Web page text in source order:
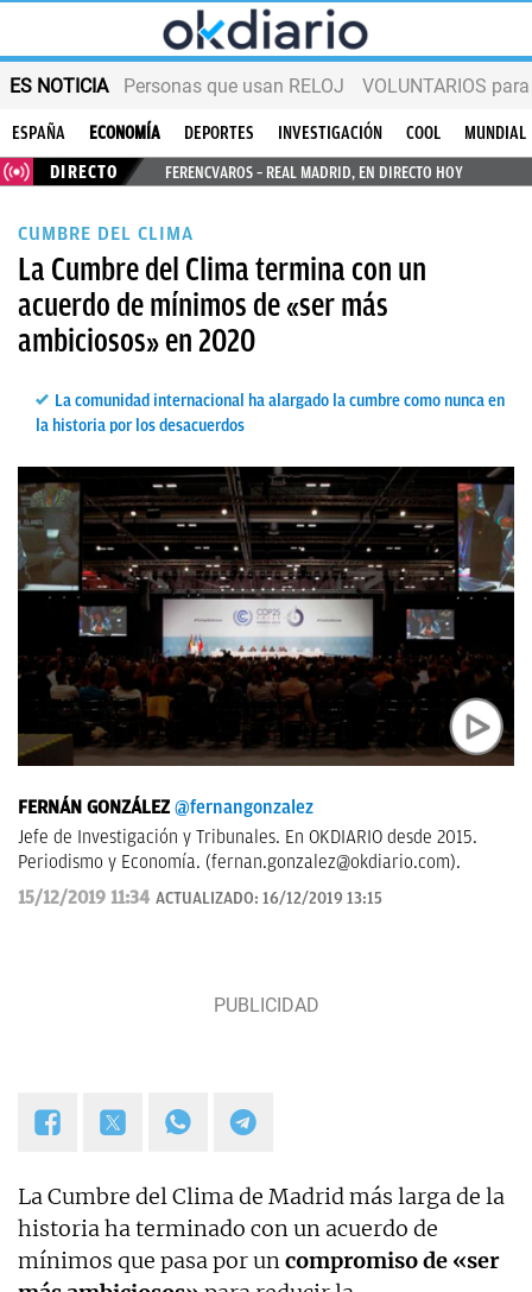
ES NOTICIA Personas que usan RELOJ VOLUNTARIOS
ESPAÑA ECONOMÍA DEPORTES INVESTIGACIÓN COOL
MUNDIAL
DIRECTO
FERENCVAROS – REAL MADRID, EN DIRECTO HOY
CUMBRE DEL CLIMA
La Cumbre del Clima termina con un
acuerdo de mínimos de «ser más
ambiciosos» en 2020
La comunidad internacional ha alargado la cumbre como nunca en
la historia por los desacuerdos
FERNÁN GONZÁLEZ @fernangonzalez
Jefe de Investigación y Tribunales. En OKDIARIO desde 2015.
Periodismo y Economía. (fernan.gonzalez@okdiario.com).
15/12/2019 11:34 ACTUALIZADO: 16/12/2019 13:15
La Cumbre del Clima de Madrid más larga de la
historia ha terminado con un acuerdo de
mínimos que pasa por uncompromiso de «ser